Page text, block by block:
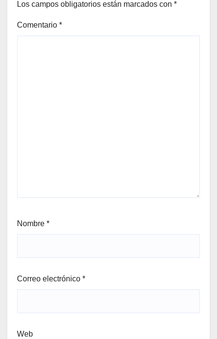
Los campos obligatorios están marcados con *
Comentario *
Nombre *
Correo electrónico *
Web